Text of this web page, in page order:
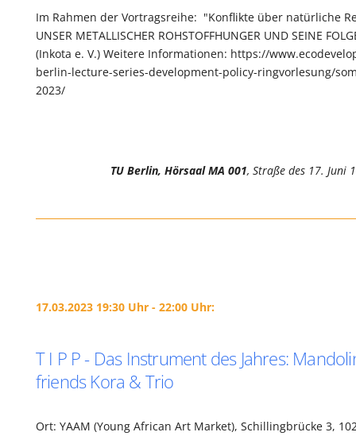
Im Rahmen der Vortragsreihe: "Konflikte über natürliche
UNSER METALLISCHER ROHSTOFFHUNGER UND SEINE
(Inkota e. V.) Weitere Informationen: https://
berlin-lecture-series-development-policy-ringvorlesung/
2023/
TU Berlin, Hörsaal MA 001, Straße des 17. Juni
17.03.2023 19:30 Uhr - 22:00 Uhr:
T I P P - Das Instrument des Jahres:
friends Kora & Trio
Ort: YAAM (Young African Art Market), Schillingbrücke 3,